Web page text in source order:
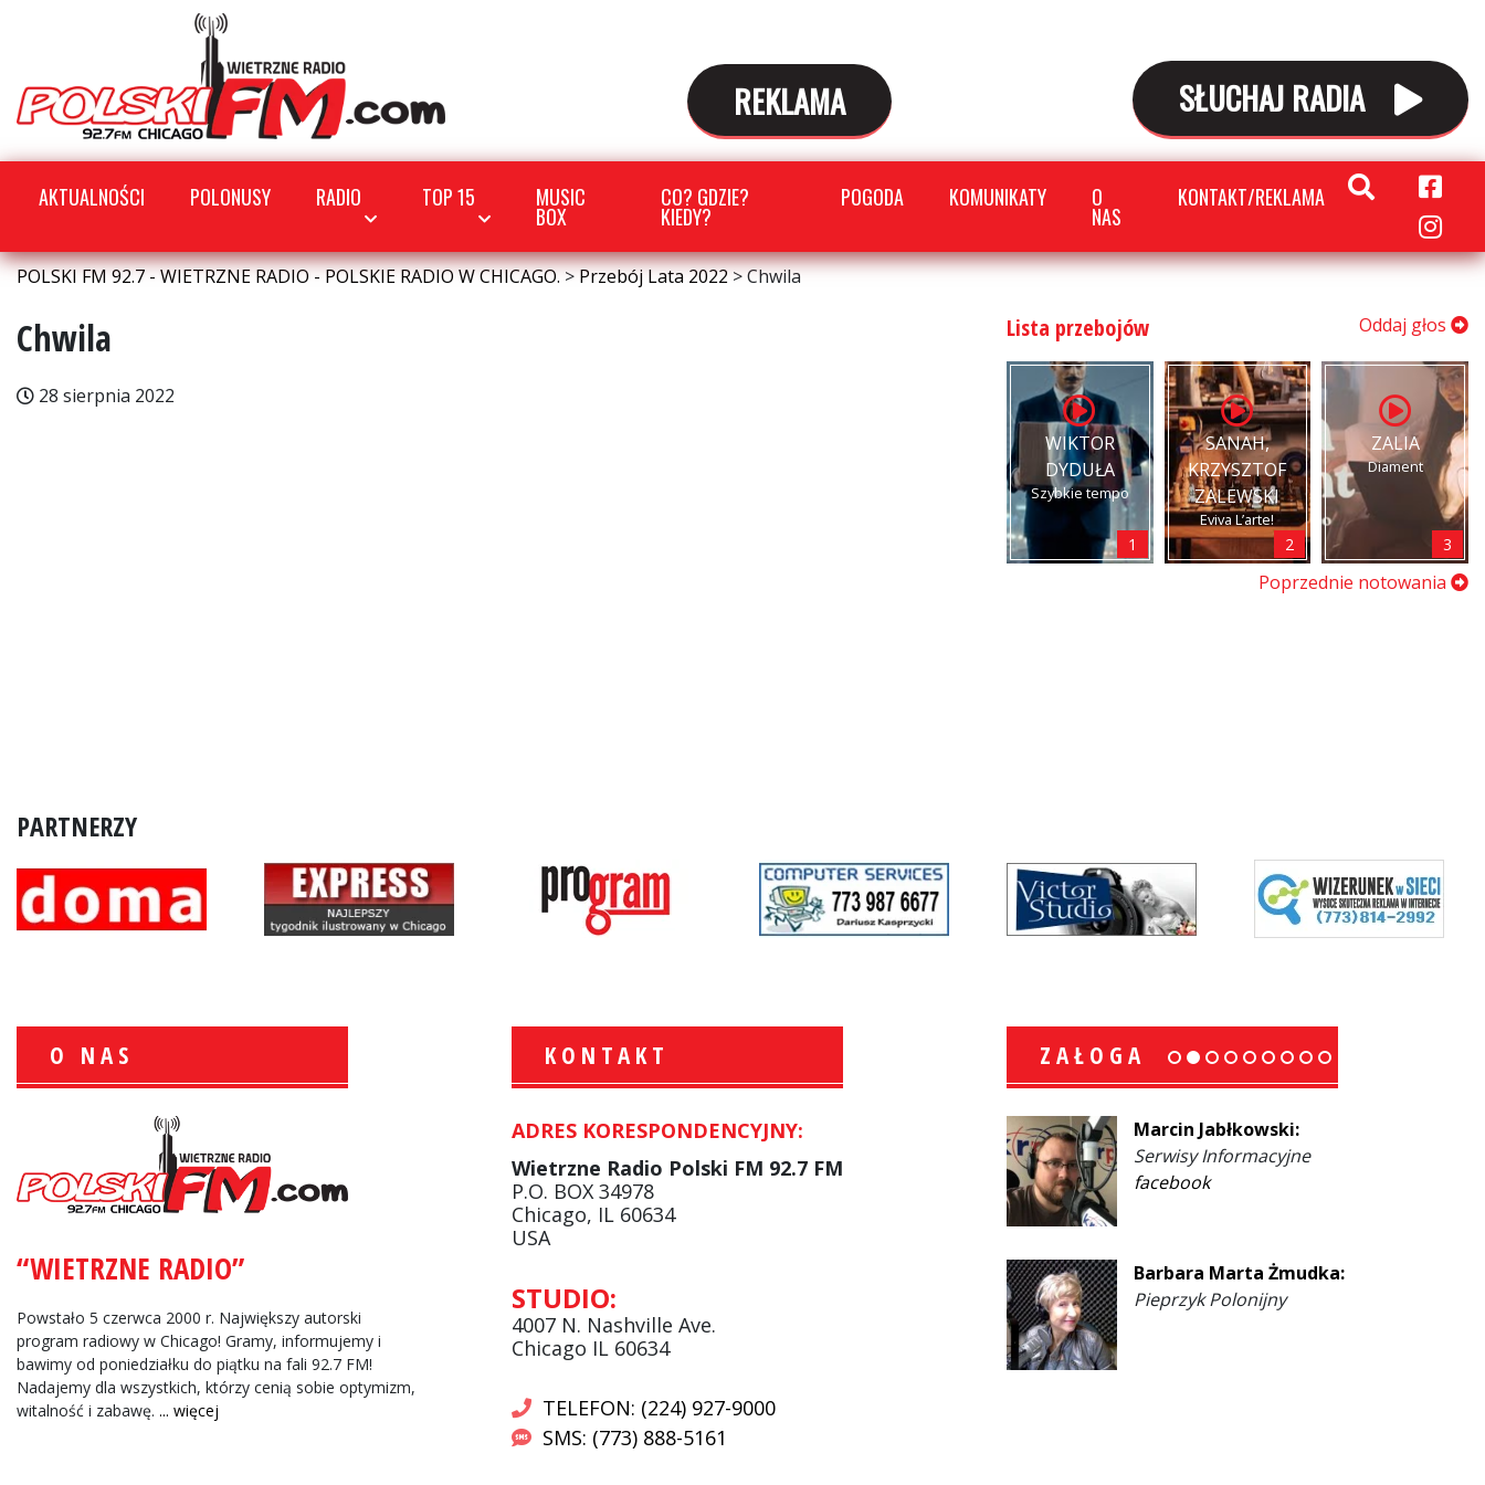
REKLAMA SŁUCHAJ RADIA
AKTUALNOŚCI POLONUSY RADIO TOP 15 MUSIC
BOX
CO? GDZIE?
KIEDY?
POGODA KOMUNIKATY O
NAS
KONTAKT/REKLAMA
POLSKI FM 92.7 - WIETRZNE RADIO - POLSKIE RADIO W CHICAGO.>Przebój Lata 2022>Chwila
Chwila
28 sierpnia 2022
Lista przebojów Oddaj głos
WIKTOR
DYDUŁA
Szybkie tempo
1
SANAH,
KRZYSZTOF
ZALEWSKI
Eviva L’arte!
2
ZALIA
Diament
3
Poprzednie notowania
PARTNERZY
O NAS
“WIETRZNE RADIO”
Powstało 5 czerwca 2000 r. Największy autorski
program radiowy w Chicago! Gramy, informujemy i
bawimy od poniedziałku do piątku na fali 92.7 FM!
Nadajemy dla wszystkich, którzy cenią sobie optymizm,
witalność i zabawę. ... więcej
KONTAKT
ADRES KORESPONDENCYJNY:
Wietrzne Radio Polski FM 92.7 FM
P.O. BOX 34978
Chicago, IL 60634
USA
STUDIO:
4007 N. Nashville Ave.
Chicago IL 60634
TELEFON: (224) 927-9000
SMS: (773) 888-5161
ZAŁOGA
Sport Polonijny
Informacje Giełdowe
Krzysztof Wawer:
Komentator
facebook
Marcin Jabłkowski:
Serwisy Informacyjne
facebook
Barbara Marta Żmudka:
Pieprzyk Polonijny